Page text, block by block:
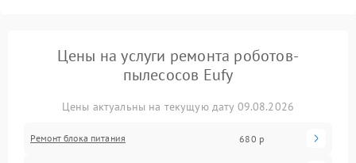
Цены на услуги ремонта роботов-
пылесосов Eufy
Цены актуальны на текущую дату 09.08.2026
Ремонт блока питания 680 р